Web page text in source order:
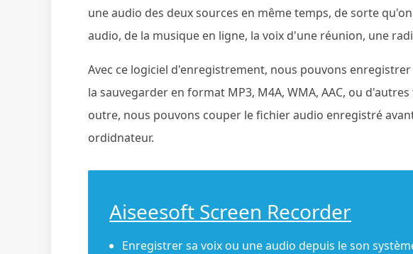
une audio des deux sources en même temps, de sorte
audio, de la musique en ligne, la voix d'une réunion, une
Avec ce logiciel d'enregistrement, nous pouvons
la sauvegarder en format MP3, M4A, WMA, AAC, ou
outre, nous pouvons couper le fichier audio enregistré
ordidnateur.
Aiseesoft Screen Recorder
Enregistrer sa voix ou une audio depuis le son